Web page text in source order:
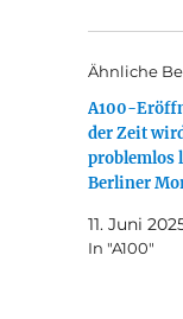
Ähnliche
A100-
der Zeit
problemlos
Berliner
11. Juni
In "A100"